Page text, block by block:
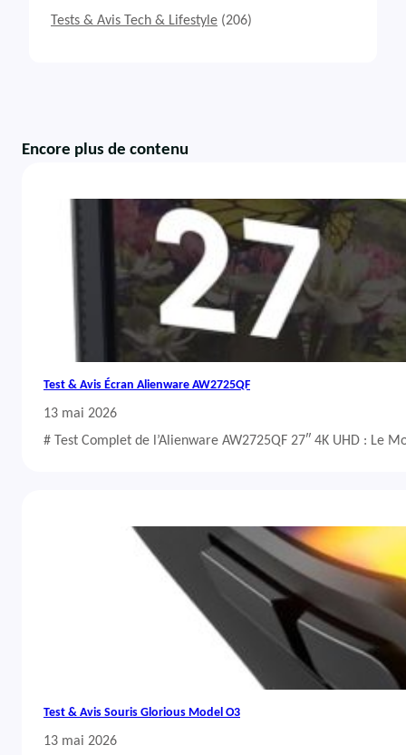
Tests & Avis Tech & Lifestyle (206)
Encore plus de contenu
Test & Avis Écran Alienware AW2725QF
13 mai 2026
# Test Complet de l’Alienware AW2725QF 27″ 4K UHD : Le
Test & Avis Souris Glorious Model O3
13 mai 2026